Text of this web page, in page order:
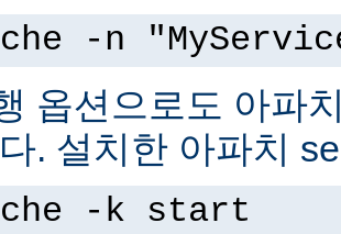
-n
옵션으로도 아파
. 설치한 아파치
-k start